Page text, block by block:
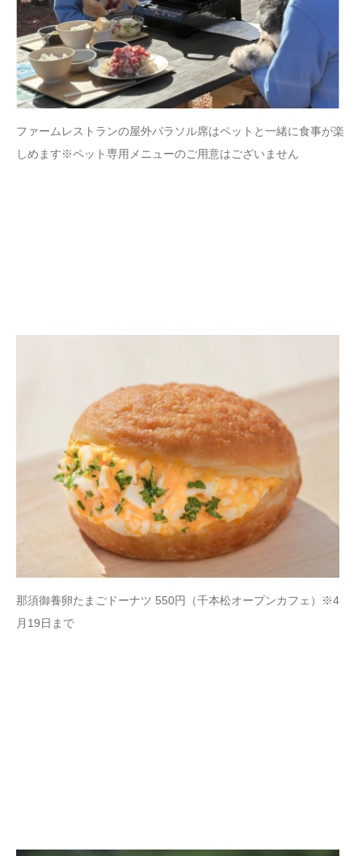
ファームレストランの屋外パラソル席はペットと一緒に食事が楽
しめます※ペット専用メニューのご用意はございません
那須御養卵たまごドーナツ 550円（千本松オープンカフェ）※4
月19日まで